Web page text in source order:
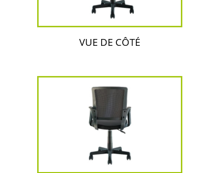
VUE DE CÔTÉ